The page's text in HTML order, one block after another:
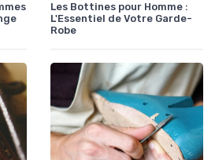
Les Bottines pour Homme :
L'Essentiel de Votre Garde-
Robe